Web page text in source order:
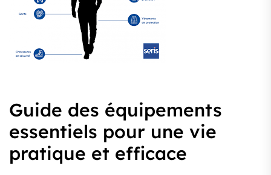
Guide des équipements
essentiels pour une vie
pratique et efficace